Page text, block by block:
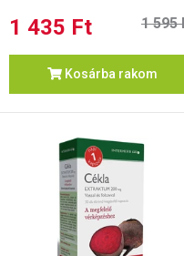
1 435 Ft 1 595
Kosárba rakom